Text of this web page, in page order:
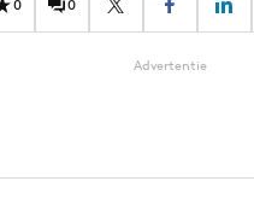
0 0
Advertentie